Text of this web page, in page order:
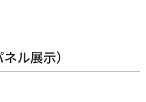
ル展示）